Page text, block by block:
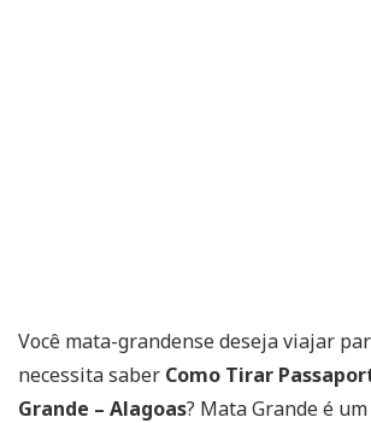
Você mata-grandense deseja viajar
necessita saber Como Tirar
Grande – Alagoas? Mata Grande é